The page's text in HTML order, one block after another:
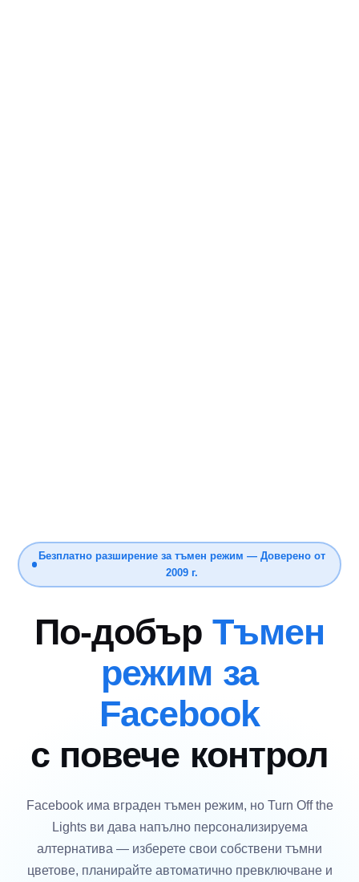
Безплатно разширение за тъмен режим — Доверено от
2009 г.
По-добър Тъмен
режим за
Facebook
с повече контрол
Facebook има вграден тъмен режим, но Turn Off the
Lights ви дава напълно персонализируема
алтернатива — изберете свои собствени тъмни
цветове, планирайте автоматично превключване и